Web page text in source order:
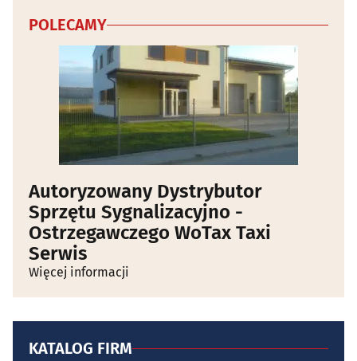
POLECAMY
Autoryzowany Dystrybutor
Sprzętu Sygnalizacyjno -
Ostrzegawczego WoTax Taxi
Serwis
Więcej informacji
KATALOG FIRM